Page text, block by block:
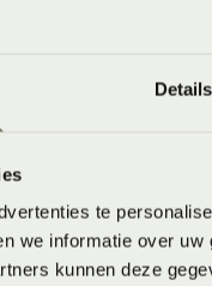
Details
te
we informatie over
kunnen deze
niet alleen om
Onze bedden en
centraal staat.
waardoor